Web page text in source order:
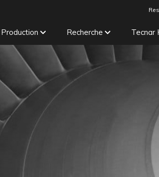
Production Recherche Tecnar